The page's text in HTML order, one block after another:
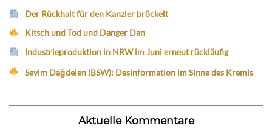
Der Rückhalt für den Kanzler bröckelt
Kitsch und Tod und Danger Dan
Industrieproduktion in NRW im Juni erneut rückläufig
Sevim Dağdelen (BSW): Desinformation im Sinne des Kremls
Aktuelle Kommentare